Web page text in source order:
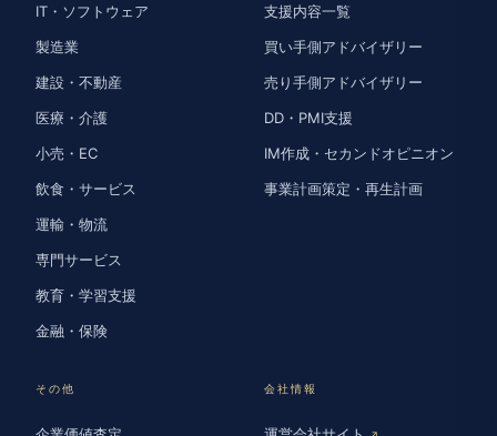
IT・ソフトウェア
製造業
建設・不動産
医療・介護
小売・EC
飲食・サービス
運輸・物流
専門サービス
教育・学習支援
金融・保険
支援内容一覧
買い手側アドバイザリー
売り手側アドバイザリー
DD・PMI支援
IM作成・セカンドオピニオン
事業計画策定・再生計画
その他 会社情報